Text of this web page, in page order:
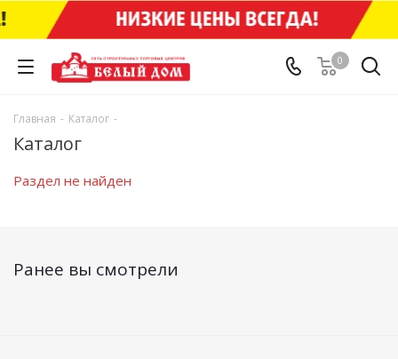
0
Главная - Каталог -
Каталог
Раздел не найден
Ранее вы смотрели